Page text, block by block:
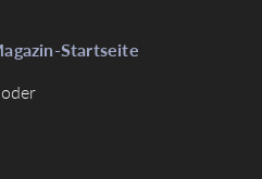
Startseite
oder